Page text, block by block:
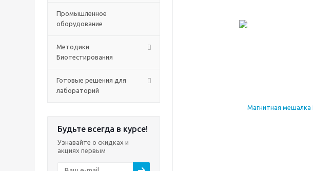
Промышленное
оборудование
Методики
Биотестирования
Готовые решения для
лабораторий
Будьте всегда в курсе!
Узнавайте о скидках и
акциях первым